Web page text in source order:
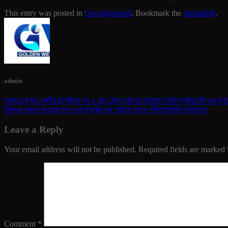
This entry was posted in Uncategorized. Bookmark the permalink.
admin
মালদহে দশম শ্রেণীর ছাত্রীকে মুখ ও হাত বেঁধে ধর্ষণের অভিযোগ উঠল প্রতিবেশী এক
বাঁকুড়াঃ স্কুলে যাওয়ার পথে এক ছাত্রীর পথ আটকে তাকে শ্লীলতাহানির অভিযোগ
Leave a Reply
Your email address will not be published. Required fields are marked
Comment *